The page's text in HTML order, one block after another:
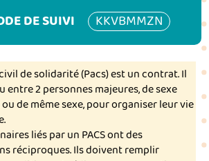
DE SUIVI KKVBMMZN
de solidarité (Pacs) est un contrat. Il
entre 2 personnes majeures, de sexe
de même sexe, pour organiser leur vie
liés par un PACS ont des
réciproques. Ils doivent remplir